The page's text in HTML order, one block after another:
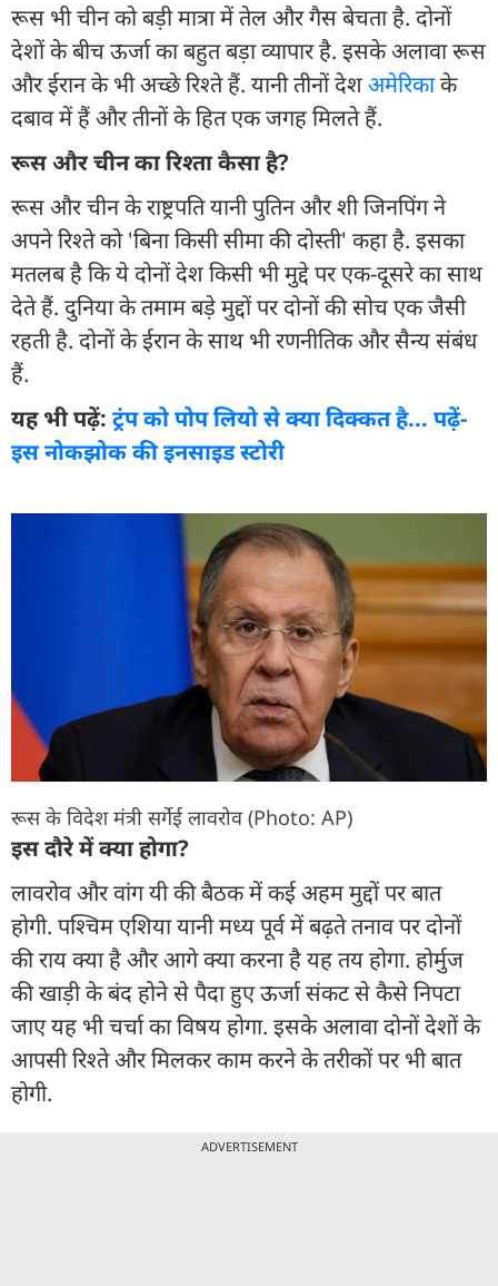
रूस भी चीन को बड़ी मात्रा में तेल और गैस बेचता है. दोनों
देशों के बीच ऊर्जा का बहुत बड़ा व्यापार है. इसके अलावा रूस
और ईरान के भी अच्छे रिश्ते हैं. यानी तीनों देशअमेरिकाके
दबाव में हैं और तीनों के हित एक जगह मिलते हैं.
रूस और चीन का रिश्ता कैसा है?
रूस और चीन के राष्ट्रपति यानी पुतिन और शी जिनपिंग ने
अपने रिश्ते को 'बिना किसी सीमा की दोस्ती' कहा है. इसका
मतलब है कि ये दोनों देश किसी भी मुद्दे पर एक-दूसरे का साथ
देते हैं. दुनिया के तमाम बड़े मुद्दों पर दोनों की सोच एक जैसी
रहती है. दोनों के ईरान के साथ भी रणनीतिक और सैन्य संबंध
हैं.
यह भी पढ़ें: ट्रंप को पोप लियो से क्या दिक्कत है... पढ़ें-
इस नोकझोक की इनसाइड स्टोरी
रूस के विदेश मंत्री सर्गेई लावरोव (Photo: AP)
इस दौरे में क्या होगा?
लावरोव और वांग यी की बैठक में कई अहम मुद्दों पर बात
होगी. पश्चिम एशिया यानी मध्य पूर्व में बढ़ते तनाव पर दोनों
की राय क्या है और आगे क्या करना है यह तय होगा. होर्मुज
की खाड़ी के बंद होने से पैदा हुए ऊर्जा संकट से कैसे निपटा
जाए यह भी चर्चा का विषय होगा. इसके अलावा दोनों देशों के
आपसी रिश्ते और मिलकर काम करने के तरीकों पर भी बात
होगी.
ADVERTISEMENT